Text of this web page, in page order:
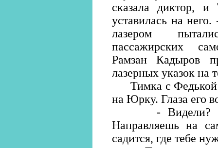
сказала диктор, и
уставилась на
лазером
пассажирских
Рамзан Кадыров
лазерных указок на
Тимка с Федькой
на Юрку. Глаза его
- Видели? -
Направляешь на
садится, где тебе